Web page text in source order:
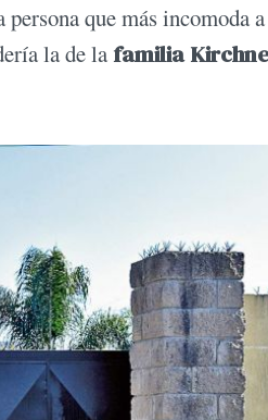
que más incomoda a
la de la familia Kirchne